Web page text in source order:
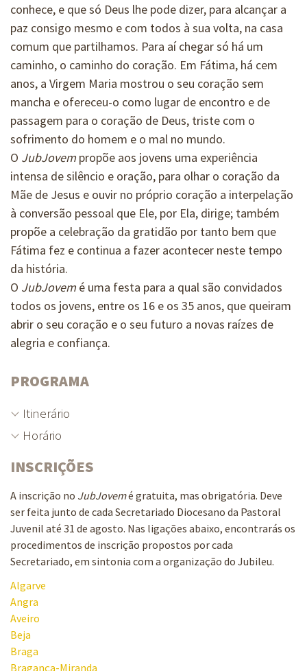
conhece, e que só Deus lhe pode dizer, para alcançar a
paz consigo mesmo e com todos à sua volta, na casa
comum que partilhamos. Para aí chegar só há um
caminho, o caminho do coração. Em Fátima, há cem
anos, a Virgem Maria mostrou o seu coração sem
mancha e ofereceu-o como lugar de encontro e de
passagem para o coração de Deus, triste com o
sofrimento do homem e o mal no mundo.
O JubJovem propõe aos jovens uma experiência
intensa de silêncio e oração, para olhar o coração da
Mãe de Jesus e ouvir no próprio coração a interpelação
à conversão pessoal que Ele, por Ela, dirige; também
propõe a celebração da gratidão por tanto bem que
Fátima fez e continua a fazer acontecer neste tempo
da história.
O JubJovem é uma festa para a qual são convidados
todos os jovens, entre os 16 e os 35 anos, que queiram
abrir o seu coração e o seu futuro a novas raízes de
alegria e confiança.
PROGRAMA
Itinerário
Horário
INSCRIÇÕES
A inscrição no JubJovemé gratuita, mas obrigatória. Deve
ser feita junto de cada Secretariado Diocesano da Pastoral
Juvenil até 31 de agosto. Nas ligações abaixo, encontrarás os
procedimentos de inscrição propostos por cada
Secretariado, em sintonia com a organização do Jubileu.
Algarve
Angra
Aveiro
Beja
Braga
Bragança-Miranda